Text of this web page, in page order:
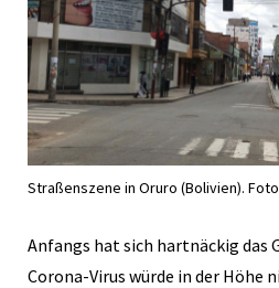
Straßenszene in Oruro (Bolivien).
Anfangs hat sich hartnäckig das
Corona-Virus würde in der Höhe